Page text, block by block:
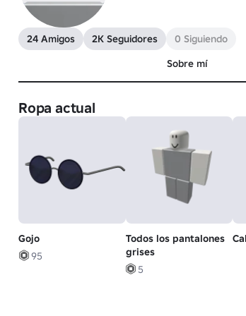
24 Amigos 2K Seguidores
0 Siguiendo
Sobre mí
Ropa actual
Gojo
95
Todos los pantalones
grises
5